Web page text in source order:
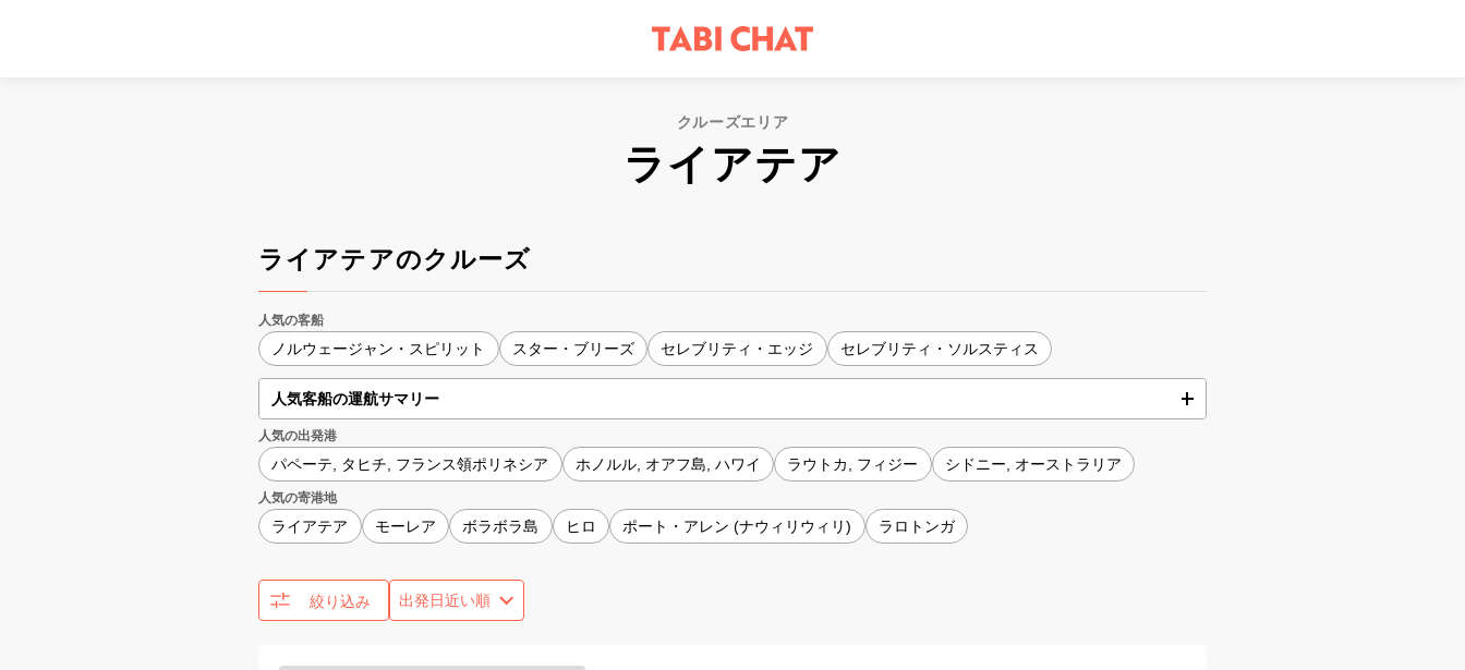
クルーズエリア
ライアテア
ライアテアのクルーズ
人気の客船
ノルウェージャン・スピリット スター・ブリーズ セレブリティ・エッジ セレブリティ・ソルスティス
人気客船の運航サマリー
人気の出発港
パペーテ, タヒチ, フランス領ポリネシア ホノルル, オアフ島, ハワイ ラウトカ, フィジー シドニー, オーストラリア
人気の寄港地
ライアテア モーレア ボラボラ島 ヒロ ポート・アレン (ナウィリウィリ) ラロトンガ
絞り込み